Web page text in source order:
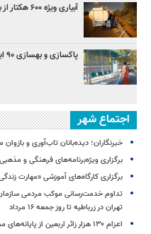
آبیاری ویژه ۶۰۰ هکتار از بوستان جنگلی سرخه‌حصار
پاکسازی و بهسازی ۹۰ ایستگاه اتوبوس در محورهای شمال‌غرب تهران
اجتماع شهر
خبرنگاران؛ دیده‌بانان تاب‌آوری و
برگزاری ویژه‌برنامه‌های فرهنگی و
برگزاری کارگاه‌های آموزشی «مهارت
تداوم خدمت‌رسانی موکب مردمی
تهران در زرباطیه تا روز جمعه ۱۶ مرداد
اعزام ۱۳۰ هزار زائر اربعین از پایانه‌های مسافربری شهر تهران